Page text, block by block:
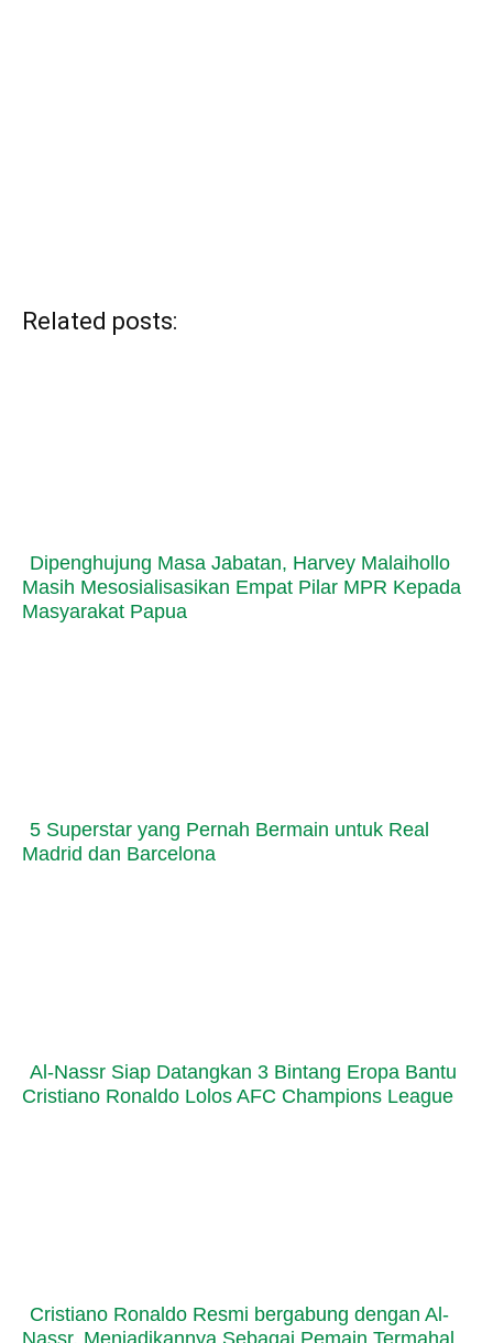
Related posts:
Dipenghujung Masa Jabatan, Harvey Malaihollo
Masih Mesosialisasikan Empat Pilar MPR Kepada
Masyarakat Papua
5 Superstar yang Pernah Bermain untuk Real
Madrid dan Barcelona
Al-Nassr Siap Datangkan 3 Bintang Eropa Bantu
Cristiano Ronaldo Lolos AFC Champions League
Cristiano Ronaldo Resmi bergabung dengan Al-
Nassr, Menjadikannya Sebagai Pemain Termahal